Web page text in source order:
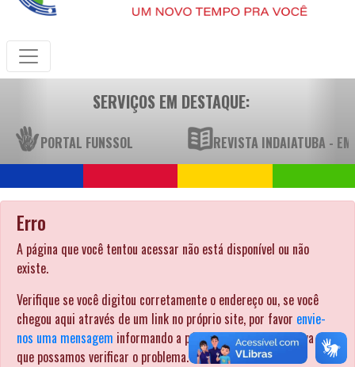
SERVIÇOS EM DESTAQUE:
PORTAL FUNSSOL REVISTA INDAIATUBA -
Erro
A página que você tentou acessar não está disponível ou não
existe.
Verifique se você digitou corretamente o endereço ou, se você
chegou aqui através de um link no próprio site, por favor envie-
nos uma mensagem informando a página pela qual procurava para
que possamos verificar o problema. .